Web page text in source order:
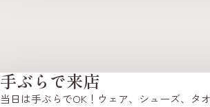
手ぶらで来店
当日は手ぶらでOK！ウェア、シューズ、タ